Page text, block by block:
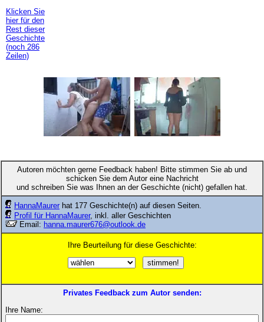
Klicken Sie
hier für den
Rest dieser
Geschichte
(noch 286
Zeilen)
Autoren möchten gerne Feedback haben! Bitte stimmen Sie ab und
schicken Sie dem Autor eine Nachricht
und schreiben Sie was Ihnen an der Geschichte (nicht) gefallen hat.
HannaMaurer hat 177 Geschichte(n) auf diesen Seiten.
Profil für HannaMaurer, inkl. aller Geschichten
Email: hanna.maurer676@outlook.de
Ihre Beurteilung für diese Geschichte:
Privates Feedback zum Autor senden:
Ihre Name: